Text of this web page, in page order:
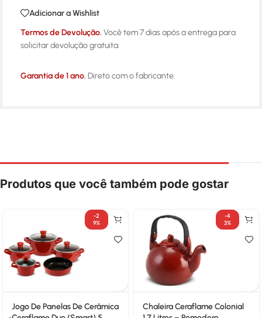
Adicionar a Wishlist
Termos de Devolução. Você tem 7 dias após a entrega para
solicitar devolução gratuita.
Garantia de 1 ano. Direto com o fabricante.
Produtos que você também pode gostar
-2
9%
Jogo De Panelas De Cerâmica
-4
3%
Chaleira Ceraflame Colonial